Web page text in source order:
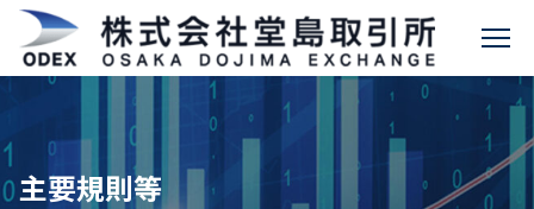
堂島取引所について
✕ 堂島コメ平均®に関する
情報
商品説明
主要規則等